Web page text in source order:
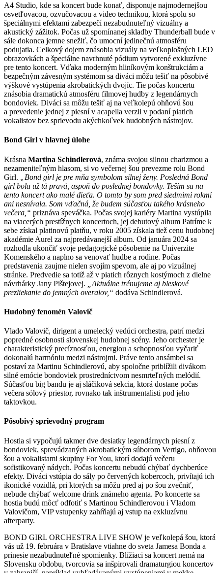
A4 Studio, kde sa koncert bude konať, disponuje najmodernejšou
osvetľovacou, ozvučovacou a video technikou, ktorá spolu so
špeciálnymi efektami zabezpečí nezabudnuteľný vizuálny a
akustický zážitok. Počas už spomínanej skladby Thunderball bude v
sále dokonca jemne snežiť, čo umocní jedinečnú atmosféru
podujatia. Celkový dojem znásobia vizuály na veľkoplošných LED
obrazovkách a špeciálne navrhnuté pódium vytvorené exkluzívne
pre tento koncert. Vďaka moderným hliníkovým konštrukciám a
bezpečným závesným systémom sa diváci môžu tešiť na pôsobivé
výškové vystúpenia akrobatických dvojíc. Tie počas koncertu
znásobia dramatickú atmosféru filmovej hudby z legendárnych
bondoviek. Diváci sa môžu tešiť aj na veľkolepú ohňovú šou
a prevedenie jednej z piesní v acapella verzii v podaní piatich
vokalistov bez sprievodu akýchkoľvek hudobných nástrojov.
Bond Girl v hlavnej úlohe
Krásna Martina Schindlerová, známa svojou silnou charizmou a
nezameniteľným hlasom, si vo večernej šou prevezme rolu Bond
Girl.
„Bond girl je pre mňa symbolom silnej ženy. Posledná Bond
girl bola už tá pravá, aspoň do poslednej bondovky. Teším sa na
tento koncert ako malé dieťa. O tomto by som pred siedmimi rokmi
ani nesnívala. Som vďačná, že budem súčasťou takého krásneho
večera,“ priznáva speváčka. Počas svojej kariéry Martina vystúpila
na viacerých prestížnych koncertoch, jej debutový album Patríme k
sebe získal platinovú platňu, v roku 2005 získala tiež cenu hudobnej
akadémie Aurel za najpredávanejší album. Od januára 2024 sa
rozhodla ukončiť svoje pedagogické pôsobenie na Univerzite
Komenského a naplno sa venovať hudbe a rodine. Počas
predstavenia zaujme nielen svojím spevom, ale aj po vizuálnej
stránke. Predvedie sa totiž až v piatich rôznych kostýmoch z dielne
návrhárky Jany Pištejovej.
„Aktuálne trénujeme aj bleskové
prezliekanie do jemných overalov,“ dodáva Schindlerová.
Hudobný fenomén Valovič
Vlado Valovič, dirigent a umelecký vedúci orchestra, patrí medzi
popredné osobnosti slovenskej hudobnej scény. Jeho orchester je
charakteristický precíznosťou, energiou a schopnosťou vyčariť
dokonalú harmóniu medzi nástrojmi. Práve tento ansámbel sa
postaví za Martinu Schindlerovú, aby spoločne priblížili divákom
silné emócie bondoviek prostredníctvom nesmrteľných melódií.
Súčasťou big bandu je aj sláčiková sekcia, ktorá dostane počas
večera sólový priestor, rovnako tak inštrumentalisti pod jeho
taktovkou.
Pôsobivý sprievodný program
Hostia si vypočujú takmer dve desiatky legendárnych piesní z
bondoviek, sprevádzaných akrobatickým súborom Vertigo, ohňovou
šou a vokalistami skupiny For You, ktorí dodajú večeru
sofistikovaný nádych. Počas koncertu nebudú chýbať dychberúce
efekty. Diváci vstúpia do sály po červených kobercoch, privítajú ich
ikonické vozidlá, pri ktorých sa môžu pred aj po šou zvečniť,
nebude chýbať welcome drink známeho agenta. Po koncerte sa
hostia budú môcť odfotiť s Martinou Schindlerovou i Vladom
Valovičom, VIP vstupenky zahŕňajú aj vstup na exkluzívnu
afterparty.
BOND GIRL ORCHESTRA LIVE SHOW je veľkolepá šou, ktorá
vás už 19. februára v Bratislave vtiahne do sveta Jamesa Bonda a
prinesie nezabudnuteľné spomienky. Blížiaci sa koncert nemá na
Slovensku obdobu, tvorcovia sa inšpirovali dramaturgiou koncertov